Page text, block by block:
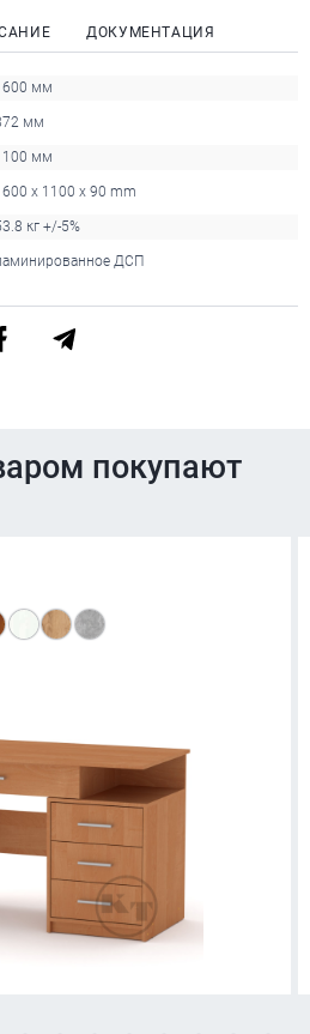
ДОКУМЕНТАЦИЯ
мм
мм
мм
x 1100 x 90 mm
кг +/-5%
ДСП
покупают